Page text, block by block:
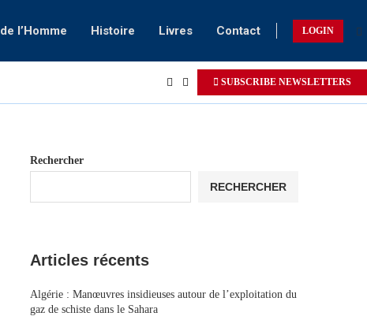
l’Homme Histoire Livres Contact LOGIN
SUBSCRIBE NEWSLETTERS
Rechercher
RECHERCHER
Articles récents
Algérie : Manœuvres insidieuses autour de l’exploitation du
gaz de schiste dans le Sahara